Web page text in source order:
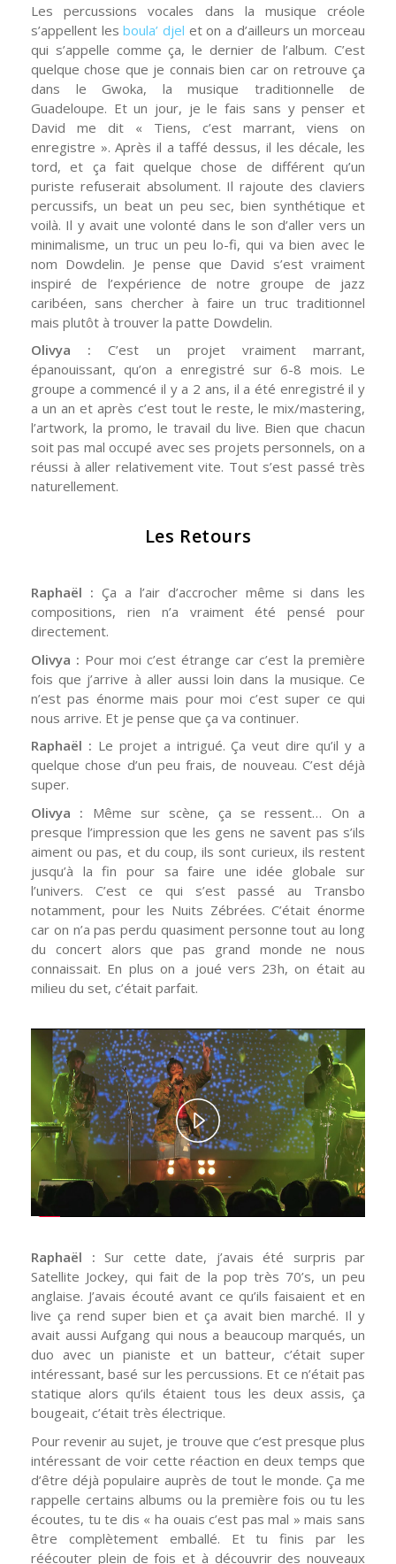
Les percussions vocales dans la musique créole
s’appellent lesboula’ djel et on a d’ailleurs un morceau
qui s’appelle comme ça, le dernier de l’album. C’est
quelque chose que je connais bien car on retrouve ça
dans le Gwoka, la musique traditionnelle de
Guadeloupe. Et un jour, je le fais sans y penser et
David me dit « Tiens, c’est marrant, viens on
enregistre ». Après il a taffé dessus, il les décale, les
tord, et ça fait quelque chose de différent qu’un
puriste refuserait absolument. Il rajoute des claviers
percussifs, un beat un peu sec, bien synthétique et
voilà. Il y avait une volonté dans le son d’aller vers un
minimalisme, un truc un peu lo-fi, qui va bien avec le
nom Dowdelin. Je pense que David s’est vraiment
inspiré de l’expérience de notre groupe de jazz
caribéen, sans chercher à faire un truc traditionnel
mais plutôt à trouver la patte Dowdelin.
Olivya : C’est un projet vraiment marrant,
épanouissant, qu’on a enregistré sur 6-8 mois. Le
groupe a commencé il y a 2 ans, il a été enregistré il y
a un an et après c’est tout le reste, le mix/mastering,
l’artwork, la promo, le travail du live. Bien que chacun
soit pas mal occupé avec ses projets personnels, on a
réussi à aller relativement vite. Tout s’est passé très
naturellement.
Les Retours
Raphaël : Ça a l’air d’accrocher même si dans les
compositions, rien n’a vraiment été pensé pour
directement.
Olivya : Pour moi c’est étrange car c’est la première
fois que j’arrive à aller aussi loin dans la musique. Ce
n’est pas énorme mais pour moi c’est super ce qui
nous arrive. Et je pense que ça va continuer.
Raphaël : Le projet a intrigué. Ça veut dire qu’il y a
quelque chose d’un peu frais, de nouveau. C’est déjà
super.
Olivya : Même sur scène, ça se ressent… On a
presque l’impression que les gens ne savent pas s’ils
aiment ou pas, et du coup, ils sont curieux, ils restent
jusqu’à la fin pour sa faire une idée globale sur
l’univers. C’est ce qui s’est passé au Transbo
notamment, pour les Nuits Zébrées. C’était énorme
car on n’a pas perdu quasiment personne tout au long
du concert alors que pas grand monde ne nous
connaissait. En plus on a joué vers 23h, on était au
milieu du set, c’était parfait.
Play
Video
Raphaël : Sur cette date, j’avais été surpris par
Satellite Jockey, qui fait de la pop très 70’s, un peu
anglaise. J’avais écouté avant ce qu’ils faisaient et en
live ça rend super bien et ça avait bien marché. Il y
avait aussi Aufgang qui nous a beaucoup marqués, un
duo avec un pianiste et un batteur, c’était super
intéressant, basé sur les percussions. Et ce n’était pas
statique alors qu’ils étaient tous les deux assis, ça
bougeait, c’était très électrique.
Pour revenir au sujet, je trouve que c’est presque plus
intéressant de voir cette réaction en deux temps que
d’être déjà populaire auprès de tout le monde. Ça me
rappelle certains albums ou la première fois ou tu les
écoutes, tu te dis « ha ouais c’est pas mal » mais sans
être complètement emballé. Et tu finis par les
réécouter plein de fois et à découvrir des nouveaux